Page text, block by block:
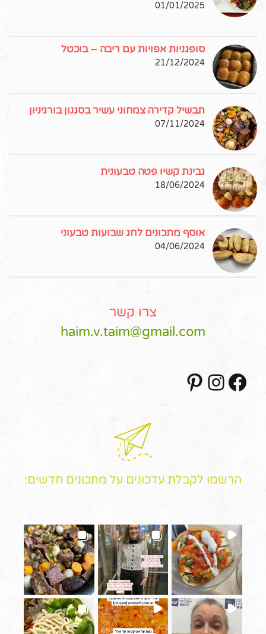
01/01/2025
סופגניות אפויות עם ריבה – בוכטל
21/12/2024
תבשיל קדירה צמחוני עשיר בסגנון בורגיניון
07/11/2024
גבינת קשיו פטה טבעונית
18/06/2024
אוסף מתכונים לחג שבועות טבעוני
04/06/2024
צרו קשר
haim.v.taim@gmail.com
Facebook
Instagram
הרשמו לקבלת עדכונים על מתכונים חדשים: